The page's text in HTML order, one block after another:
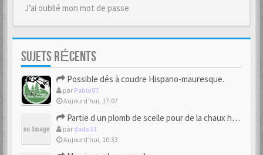
J’ai oublié mon mot de passe
SUJETS RÉCENTS
Possible dés à coudre Hispano-mauresque.
par Pablo87
Aujourd’hui, 17:07
Partie d un plomb de scelle pour de la chaux hydraulique
par dado31
Aujourd’hui, 10:33